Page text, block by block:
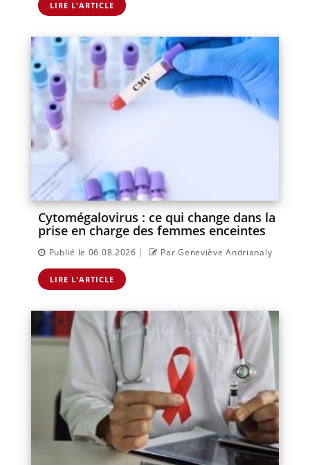
LIRE L'ARTICLE
Cytomégalovirus : ce qui change dans la
prise en charge des femmes enceintes
Publié le 06.08.2026 | Par Geneviève Andrianaly
LIRE L'ARTICLE